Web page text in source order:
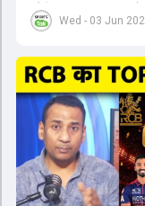
Wed - 03 Jun
सौ छिहत्तर रन बनाकर
किया है। वीडियो में
ऑस्ट्रेलियाई कप्तान के
संदेह था, लेकिन अब उसने
गेंद को बाउंड्री के काफी
ने कहा कि टूर्नामेंट
युवा खिलाड़ी का
थी। शानदार प्रदर्शन के
त्रिकोणीय सीरीज के लिए